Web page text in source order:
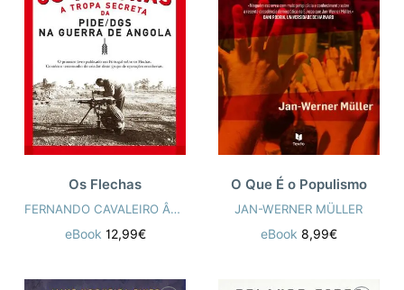
Os Flechas
FERNANDO CAVALEIRO ÂNGELO
eBook 12,99€
O Que É o Populismo
JAN-WERNER MÜLLER
eBook 8,99€